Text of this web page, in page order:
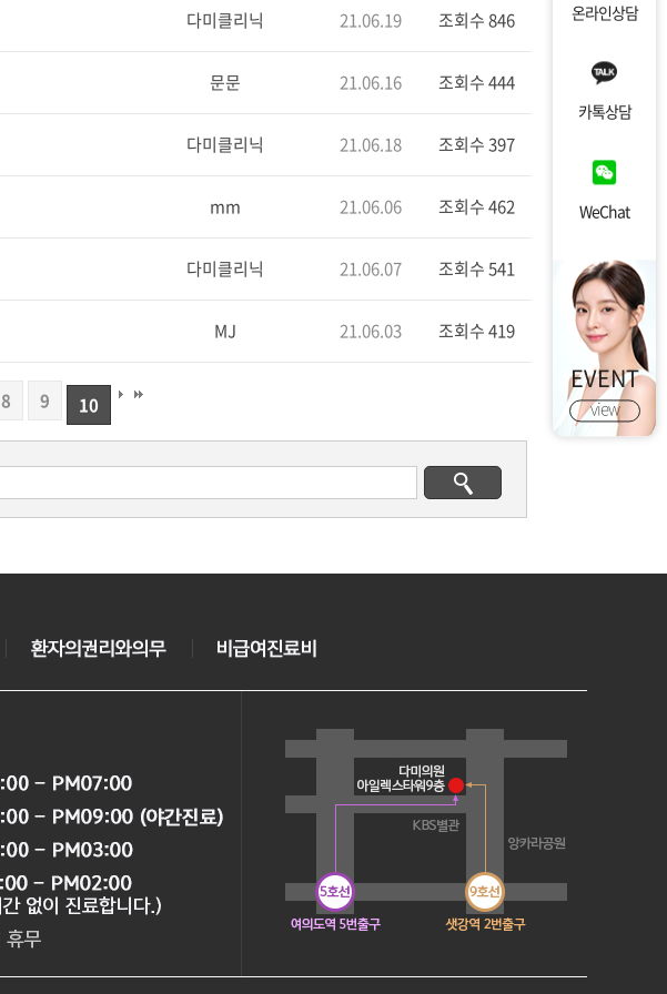
다미클리닉 21.06.19 조회수 846
문문 21.06.16 조회수 444
다미클리닉 21.06.18 조회수 397
mm 21.06.06 조회수 462
다미클리닉 21.06.07 조회수 541
MJ 21.06.03 조회수 419
8 9 10
온라인상담
카톡상담
WeChat
EVENT
view